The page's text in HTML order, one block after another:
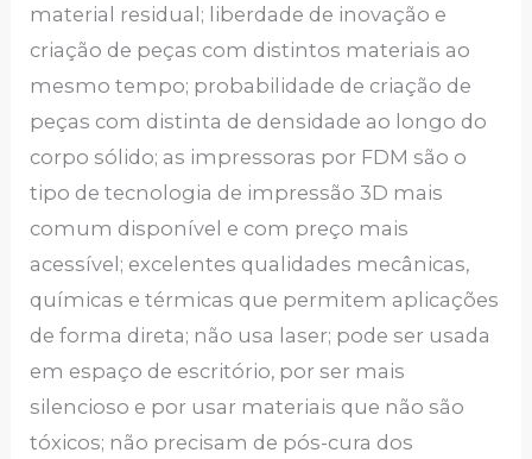
material residual; liberdade de inovação e
criação de peças com distintos materiais ao
mesmo tempo; probabilidade de criação de
peças com distinta de densidade ao longo do
corpo sólido; as impressoras por FDM são o
tipo de tecnologia de impressão 3D mais
comum disponível e com preço mais
acessível; excelentes qualidades mecânicas,
químicas e térmicas que permitem aplicações
de forma direta; não usa laser; pode ser usada
em espaço de escritório, por ser mais
silencioso e por usar materiais que não são
tóxicos; não precisam de pós-cura dos